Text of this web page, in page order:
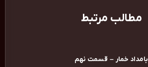
مطالب مرتبط
بامداد خمار – قسمت نهم